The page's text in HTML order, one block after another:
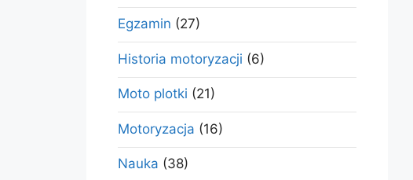
Egzamin (27)
Historia motoryzacji (6)
Moto plotki (21)
Motoryzacja (16)
Nauka (38)